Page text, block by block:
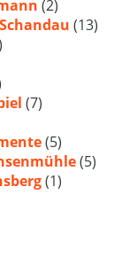
(2)
(13)
(7)
(5)
(5)
(1)